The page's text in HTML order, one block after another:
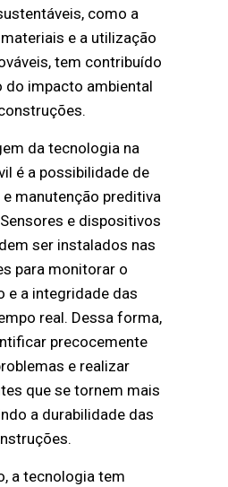
como a
e a utilização
tem contribuído
do impacto ambiental
da tecnologia na
é a possibilidade de
manutenção preditiva
e dispositivos
ser instalados nas
para monitorar o
e a integridade das
real. Dessa forma,
precocemente
e realizar
que se tornem mais
a durabilidade das
a tecnologia tem